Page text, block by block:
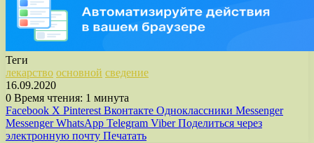
Теги
лекарство основной сведение
16.09.2020
0 Время чтения: 1 минута
Facebook X Pinterest Вконтакте Одноклассники Messenger
Messenger WhatsApp Telegram Viber Поделиться через
электронную почту Печатать